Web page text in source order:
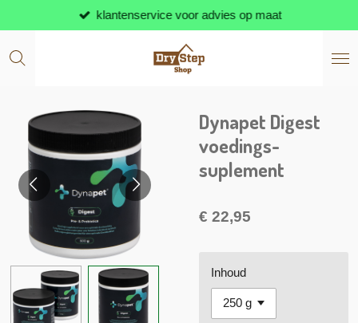
direct
naar
klantenservice voor advies op maat
Dynapet Digest
voedings-
suplement
€ 22,95
Inhoud